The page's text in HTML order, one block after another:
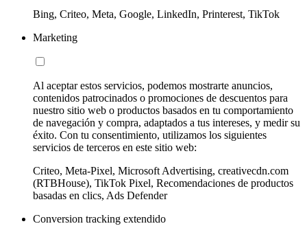
Bing, Criteo, Meta, Google, LinkedIn, Printerest, TikTok
Marketing
Al aceptar estos servicios, podemos mostrarte anuncios,
contenidos patrocinados o promociones de descuentos para
nuestro sitio web o productos basados en tu comportamiento
de navegación y compra, adaptados a tus intereses, y medir su
éxito. Con tu consentimiento, utilizamos los siguientes
servicios de terceros en este sitio web:
Criteo, Meta-Pixel, Microsoft Advertising, creativecdn.com
(RTBHouse), TikTok Pixel, Recomendaciones de productos
basadas en clics, Ads Defender
Conversion tracking extendido